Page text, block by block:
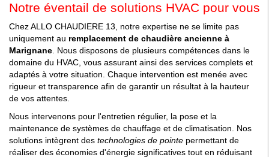
Notre éventail de solutions HVAC pour vous
Chez ALLO CHAUDIERE 13, notre expertise ne se limite pas
uniquement au remplacement de chaudière ancienne à
Marignane. Nous disposons de plusieurs compétences dans le
domaine du HVAC, vous assurant ainsi des services complets et
adaptés à votre situation. Chaque intervention est menée avec
rigueur et transparence afin de garantir un résultat à la hauteur
de vos attentes.
Nous intervenons pour l'entretien régulier, la pose et la
maintenance de systèmes de chauffage et de climatisation. Nos
solutions intègrent des technologies de pointe permettant de
réaliser des économies d'énergie significatives tout en réduisant